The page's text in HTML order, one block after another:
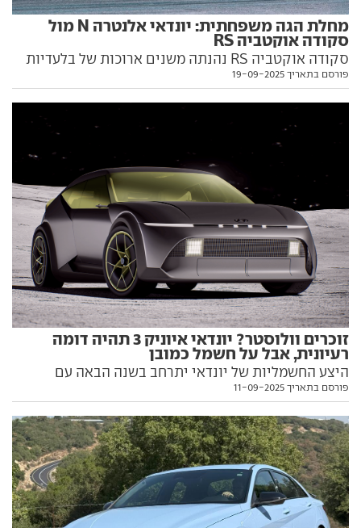
מחלת הגה משפחתית: יונדאי אלנטרה N מול
סקודה אוקטביה RS
סקודה אוקטביה RS נהנתה משנים ארוכות של בלעדיות
בקטגוריית משפחתיות-ביצועים, עד שהגיעה יונדאי
או שהקוריאנית הצעירה תנשל אותה מהתואר? קבלו את
מבחן המבחנים, כולל על מסלול המירוץ
פורסם בתאריך 19-09-2025
זוכרים וולוסטר? יונדאי איוניק 3 תהיה דומה
רעיונית, אבל על חשמל כמובן
היצע החשמליות של יונדאי יתרחב בשנה הבאה עם
משפחתית-קומפקטית חדשה. עד שזה יקרה קבלו את
פורסם בתאריך 11-09-2025